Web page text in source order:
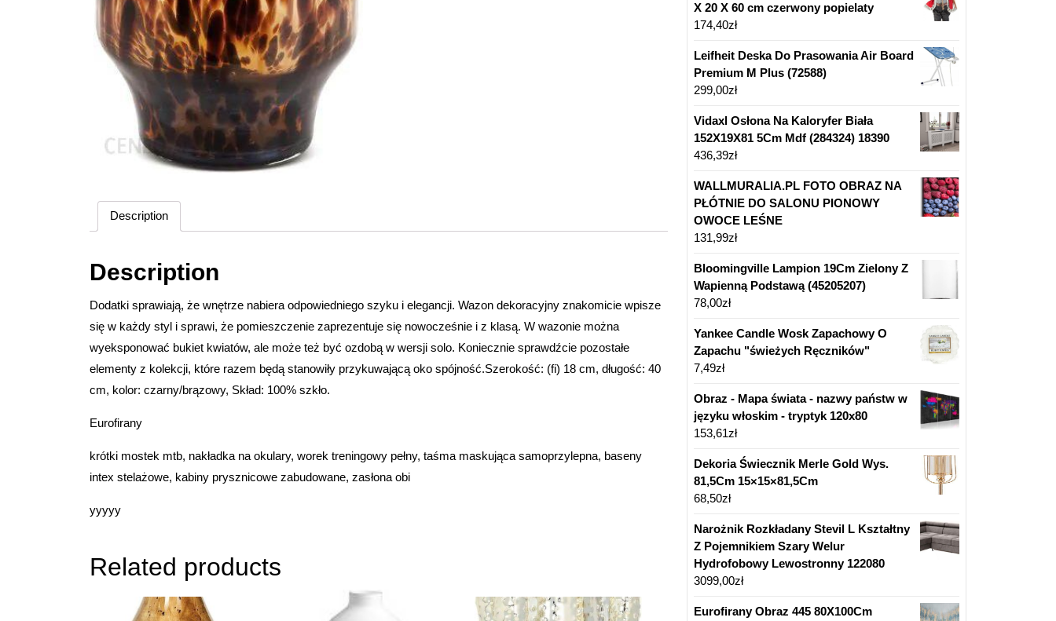
Description
Description
Dodatki sprawiają, że wnętrze nabiera odpowiedniego szyku i elegancji. Wazon dekoracyjny znakomicie wpisze
się w każdy styl i sprawi, że pomieszczenie zaprezentuje się nowocześnie i z klasą. W wazonie można
wyeksponować bukiet kwiatów, ale może też być ozdobą w wersji solo. Koniecznie sprawdźcie pozostałe
elementy z kolekcji, które razem będą stanowiły przykuwającą oko spójność.Szerokość: (fi) 18 cm, długość: 40
cm, kolor: czarny/brązowy, Skład: 100% szkło.
Eurofirany
krótki mostek mtb, nakładka na okulary, worek treningowy pełny, taśma maskująca samoprzylepna, baseny
intex stelażowe, kabiny prysznicowe zabudowane, zasłona obi
yyyyy
Related products
X 20 X 60 cm czerwony popielaty
174,40zł
Leifheit Deska Do Prasowania Air Board
Premium M Plus (72588)
299,00zł
Vidaxl Osłona Na Kaloryfer Biała
152X19X81 5Cm Mdf (284324) 18390
436,39zł
WALLMURALIA.PL FOTO OBRAZ NA
PŁÓTNIE DO SALONU PIONOWY
OWOCE LEŚNE
131,99zł
Bloomingville Lampion 19Cm Zielony Z
Wapienną Podstawą (45205207)
78,00zł
Yankee Candle Wosk Zapachowy O
Zapachu "świeżych Ręczników"
7,49zł
Obraz - Mapa świata - nazwy państw w
języku włoskim - tryptyk 120x80
153,61zł
Dekoria Świecznik Merle Gold Wys.
81,5Cm 15×15×81,5Cm
68,50zł
Narożnik Rozkładany Stevil L Kształtny
Z Pojemnikiem Szary Welur
Hydrofobowy Lewostronny 122080
3099,00zł
Eurofirany Obraz 445 80X100Cm